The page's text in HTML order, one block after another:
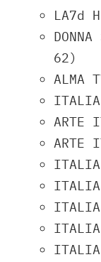
LA7d
62)
ALMA
ARTE
ARTE